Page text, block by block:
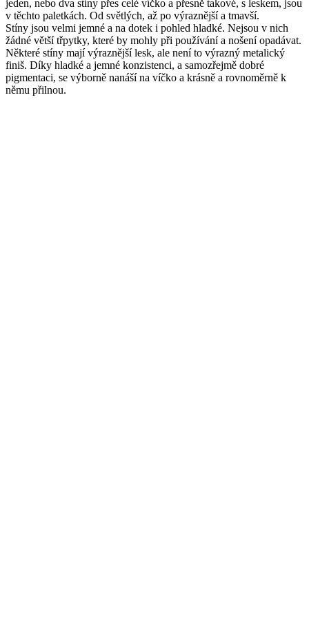
jeden, nebo dva stíny přes celé víčko a přesně takové, s leskem, jsou
v těchto paletkách. Od světlých, až po výraznější a tmavší.
Stíny jsou velmi jemné a na dotek i pohled hladké. Nejsou v nich
žádné větší třpytky, které by mohly při používání a nošení opadávat.
Některé stíny mají výraznější lesk, ale není to výrazný metalický
finiš. Díky hladké a jemné konzistenci, a samozřejmě dobré
pigmentaci, se výborně nanáší na víčko a krásně a rovnoměrně k
němu přilnou.